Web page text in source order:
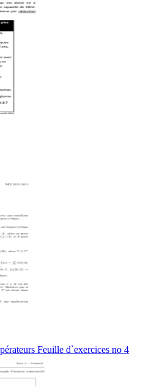
Feuille d`exercices no 4